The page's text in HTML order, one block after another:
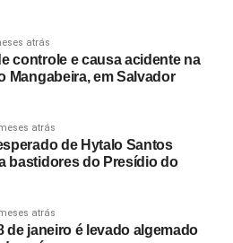
atrás
controle e causa acidente na
Mangabeira, em Salvador
atrás
de Hytalo Santos
bastidores do Presídio do
atrás
de janeiro é levado algemado